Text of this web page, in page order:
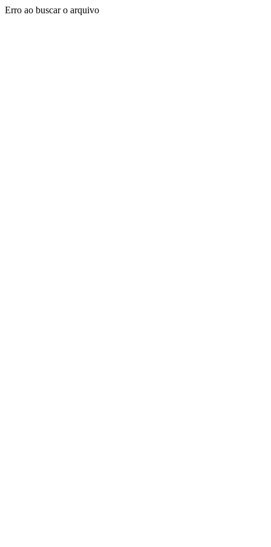
Erro ao buscar o arquivo